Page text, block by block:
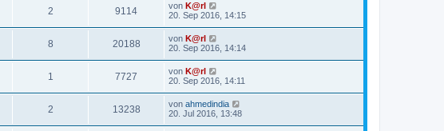
2 9114 von K@rl
20. Sep 2016, 14:15
8 20188 von K@rl
20. Sep 2016, 14:14
1 7727 von K@rl
20. Sep 2016, 14:11
2 13238 von ahmedindia
20. Jul 2016, 13:48